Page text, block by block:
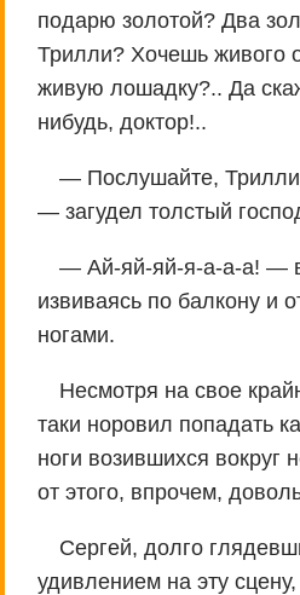
подарю золотой? Два
Трилли? Хочешь живого
живую лошадку?.. Да
нибудь, доктор!..
— Послушайте,
— загудел толстый
— Ай-яй-яй-я-а-а-а! —
извиваясь по балкону и
ногами.
Несмотря на свое
таки норовил попадать
ноги возившихся вокруг
от этого, впрочем,
Сергей, долго
удивлением на эту